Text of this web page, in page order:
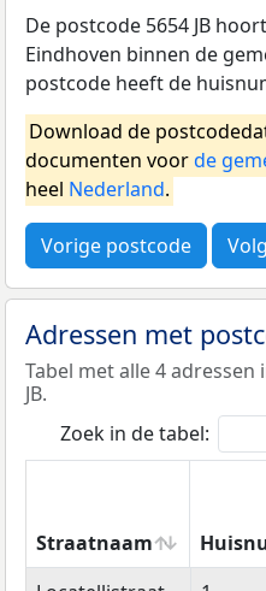
De postcode 5654 JB
Eindhoven binnen de
postcode heeft de
Download de
documenten voorde
heel Nederland.
Vorige postcode
Adressen met
Tabel met alle 4
JB.
Zoek in de tabel:
Straatnaam
Straatnaam